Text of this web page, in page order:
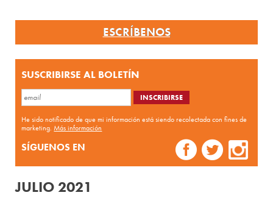
ESCRÍBENOS
SUSCRIBIRSE AL BOLETÍN
He sido notificado de que mi información está siendo recolectada con fines de
marketing.Más información
SÍGUENOS EN
JULIO 2021